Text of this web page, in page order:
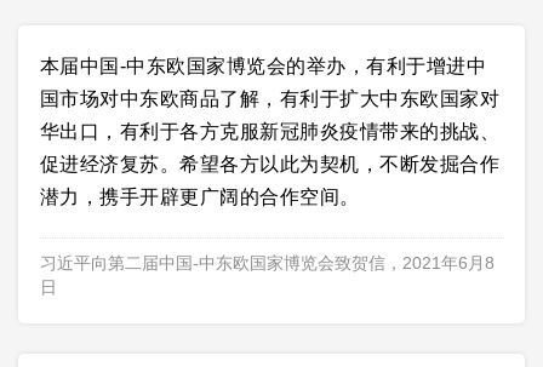
本届中国-中东欧国家博览会的举办，有利于增进中
国市场对中东欧商品了解，有利于扩大中东欧国家对
华出口，有利于各方克服新冠肺炎疫情带来的挑战、
促进经济复苏。希望各方以此为契机，不断发掘合作
潜力，携手开辟更广阔的合作空间。
习近平向第二届中国-中东欧国家博览会致贺信，2021年6月8
日